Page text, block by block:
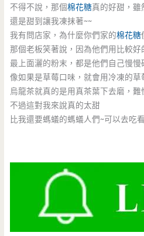
不得不說，那個棉花糖真的好甜，
還是甜到讓我凍抹著~~
我有問店家，為什麼你們家的棉花糖
那個老板笑著說，因為他們用比較好
最上面灑的粉末，都是他們自己慢慢
像如果是草莓口味，就會用冷凍的草
烏龍茶就真的是用真茶葉下去磨，難
不過這對我來說真的太甜
比我還要螞蟻的螞蟻人們~可以去吃